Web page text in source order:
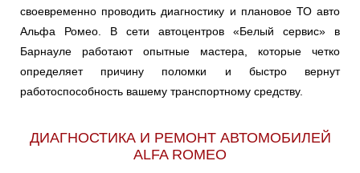
своевременно проводить диагностику и плановое ТО авто
Альфа Ромео. В сети автоцентров «Белый сервис» в
Барнауле работают опытные мастера, которые четко
определяет причину поломки и быстро вернут
работоспособность вашему транспортному средству.
ДИАГНОСТИКА И РЕМОНТ АВТОМОБИЛЕЙ
ALFA ROMEO